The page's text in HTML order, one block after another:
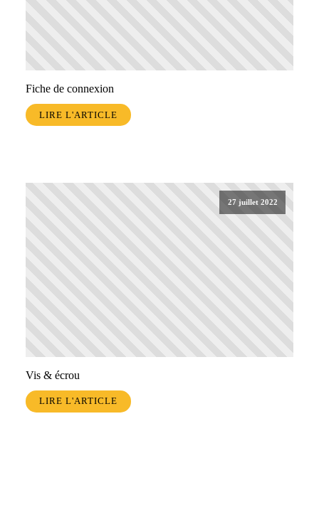
Fiche de connexion
LIRE L'ARTICLE
27 juillet 2022
Vis & écrou
LIRE L'ARTICLE